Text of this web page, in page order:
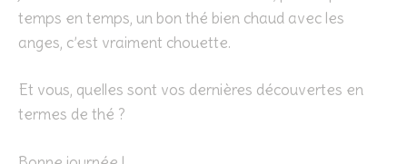
temps en temps, un bon thé bien chaud avec les
anges, c’est vraiment chouette.
Et vous, quelles sont vos dernières découvertes en
termes de thé ?